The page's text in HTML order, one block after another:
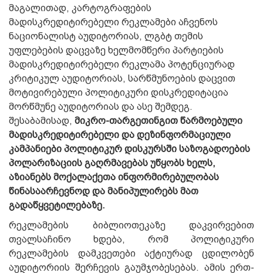
მაგალითად, კარტოგრაფების
მადისკრედიტირებელი რეკლამები აჩვენოს
ნაციონალისტ აუდიტორიას, ლგბტ თემის
უფლებების დაცვაზე ხელმომწერი პარტიების
მადისკრედიტირებელი რეკლამა პოტენციურად
კრიტიკულ აუდიტორიას, სარწმუნოების დაცვით
მოტივირებული პოლიტიკური დისკრედიტაცია
მორწმუნე აუდიტორიას და ასე შემდეგ.
შესაბამისად, მიკრო-თარგეთინგით წარმოებული
მადისკრედიტირებელი და დეზინფორმაციული
კამპანიები პოლიტიკურ დისკურსში საზოგადოების
პოლარიზაციის გაღრმავებას უწყობს ხელს,
აზიანებს მოქალაქეთა ინფორმირებულობას
წინასაარჩევნოდ და მანიპულირებს მათ
გადაწყვეტილებაზე.
რეკლამების ბიბლიოთეკაზე დაკვირვებით
თვალსაჩინო ხდება, რომ პოლიტიკური
რეკლამების დამკვეთები აქტიურად ცდილობენ
აუდიტორიის შერჩევის გაუმჯობესებას. ამის ერთ-